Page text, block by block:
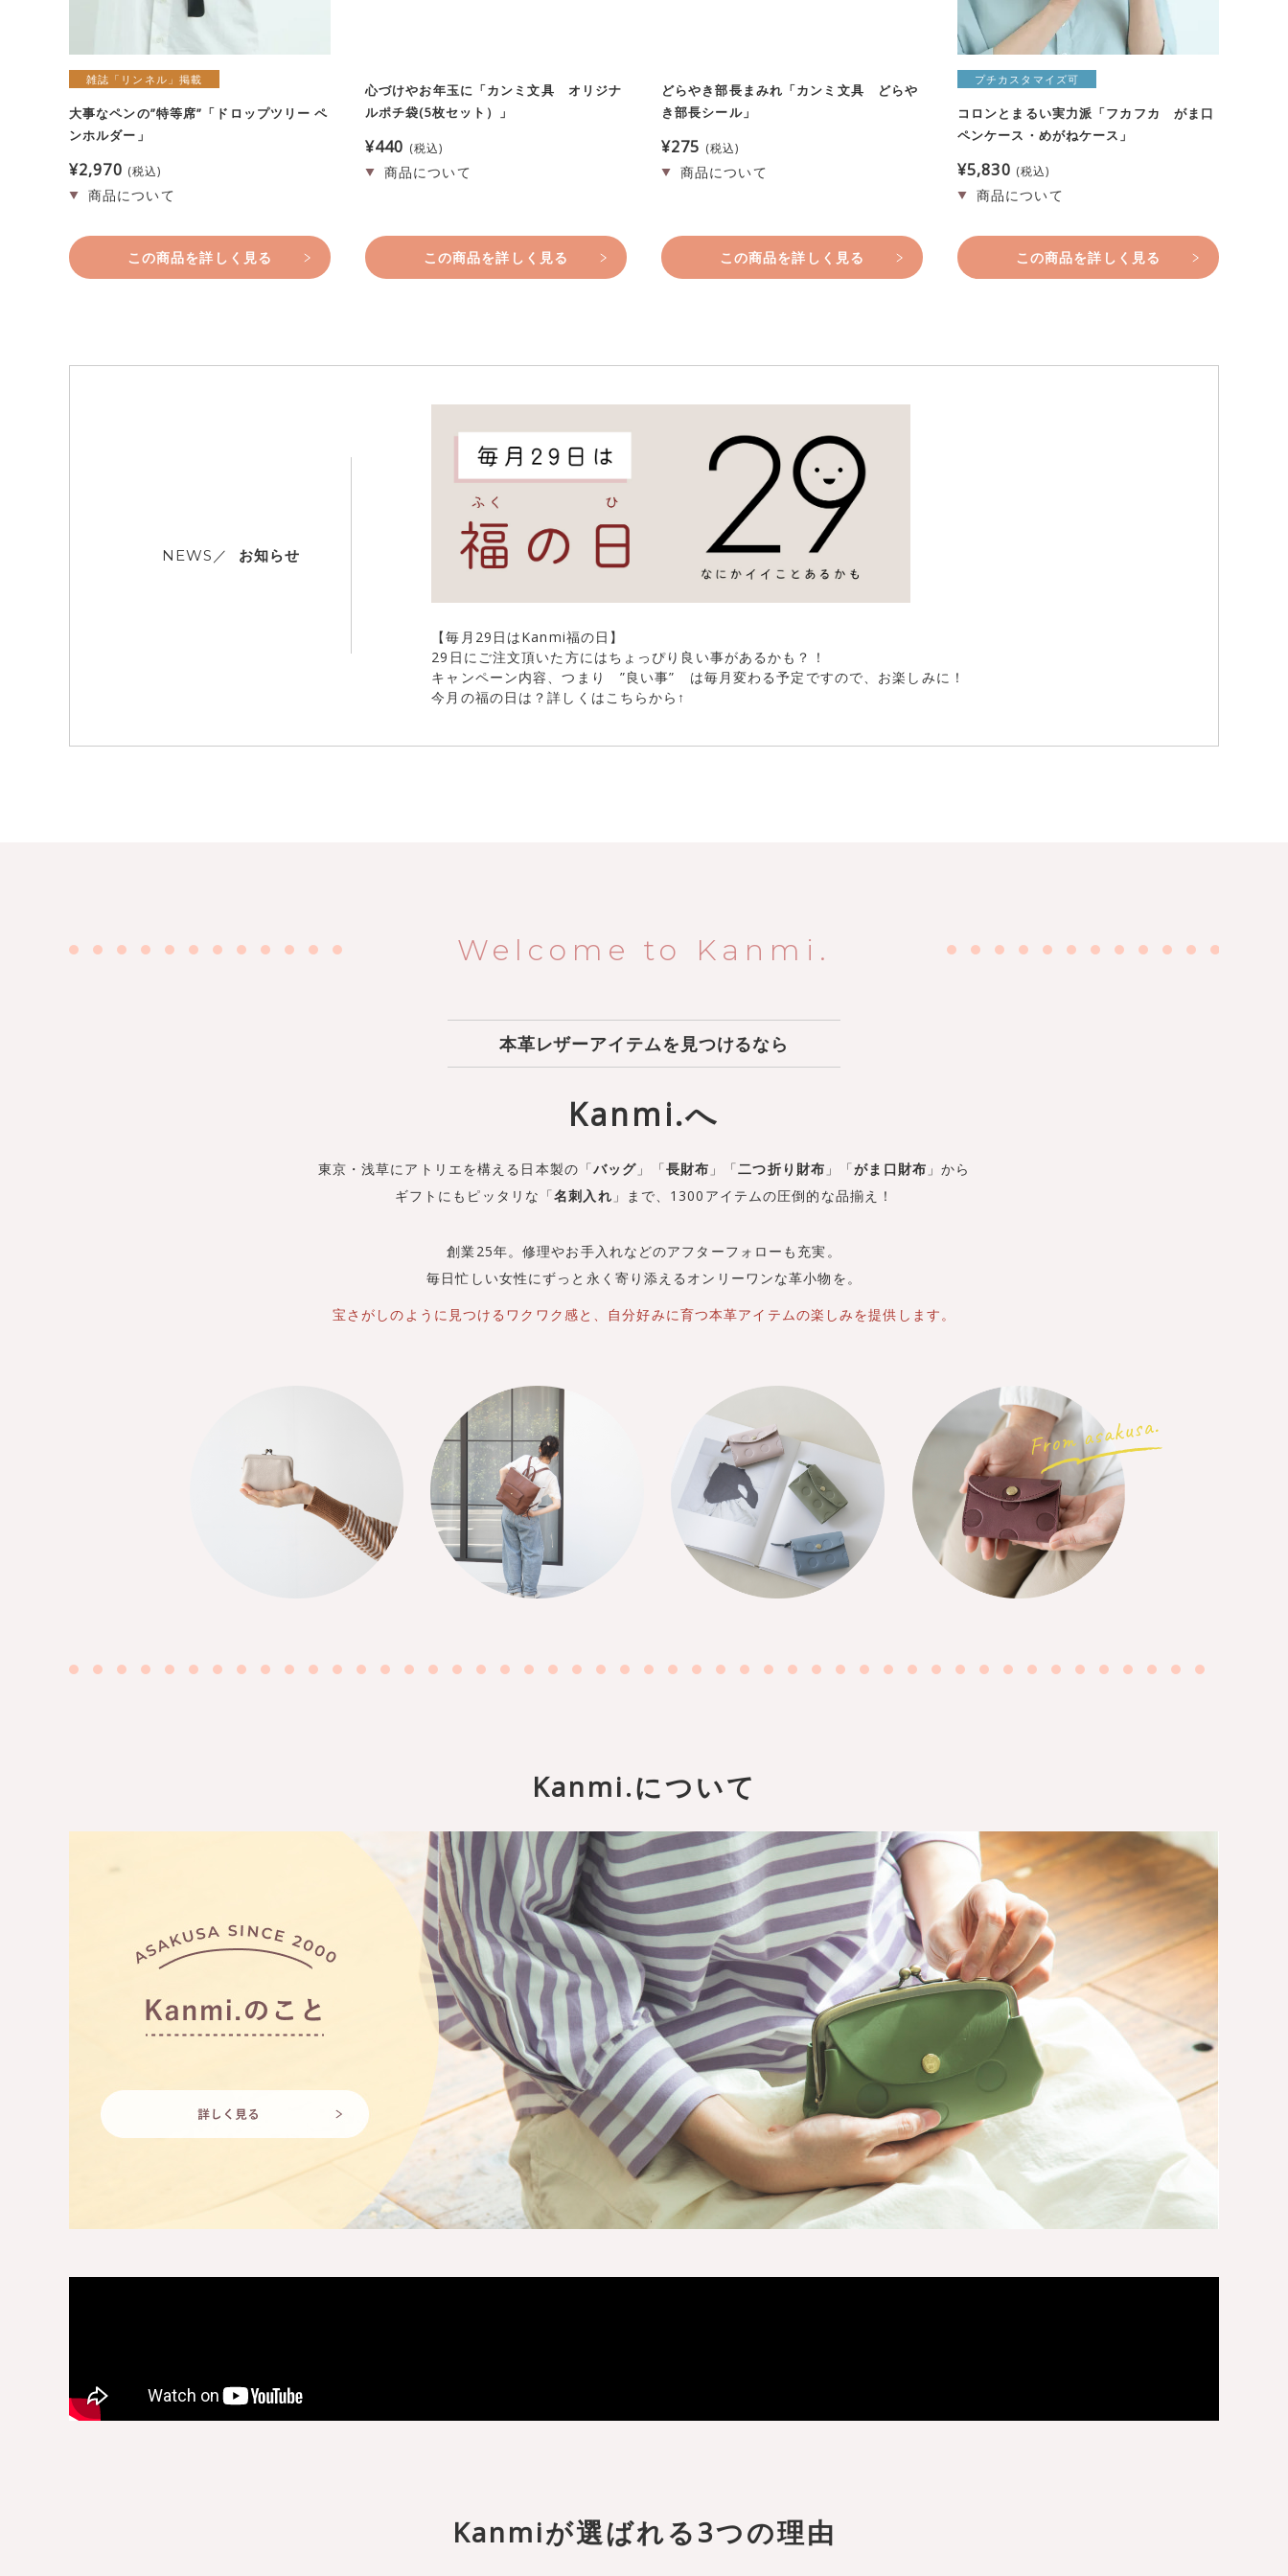
雑誌「リンネル」掲載
大事なペンの”特等席”「ドロップツリー ペ
ンホルダー」
¥2,970 税込
この商品を詳しく見る
心づけやお年玉に「カンミ文具 オリジナ
ルポチ袋(5枚セット）」
¥440 税込
この商品を詳しく見る
どらやき部長まみれ「カンミ文具 どらや
き部長シール」
¥275 税込
この商品を詳しく見る
プチカスタマイズ可
コロンとまるい実力派「フカフカ がま口
ペンケース・めがねケース」
¥5,830 税込
この商品を詳しく見る
NEWS／ お知らせ
【毎月29日はKanmi福の日】
29日にご注文頂いた方にはちょっぴり良い事があるかも？！
キャンペーン内容、つまり ”良い事” は毎月変わる予定ですので、お楽しみに！
今月の福の日は？詳しくはこちらから↑
Welcome to Kanmi.
本革レザーアイテムを見つけるなら
Kanmi.へ
東京・浅草にアトリエを構える日本製の 「バッグ 」「長財布 」「二つ折り財布 」 「がま口財布 」から
ギフトにもピッタリな「名刺入れ 」まで、 1300アイテムの圧倒的な品揃え！
創業25年。修理やお手入れなどのアフターフォローも充実。
毎日忙しい女性にずっと永く寄り添える オンリーワンな革小物を。
宝さがしのように見つけるワクワク感と、 自分好みに育つ本革アイテムの楽しみを提供します。
Kanmi.について
Kanmiが選ばれる3つの理由